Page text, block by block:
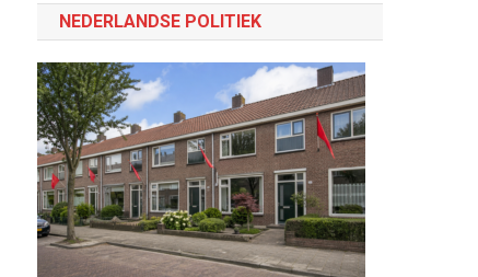
categorie
NEDERLANDSE POLITIEK